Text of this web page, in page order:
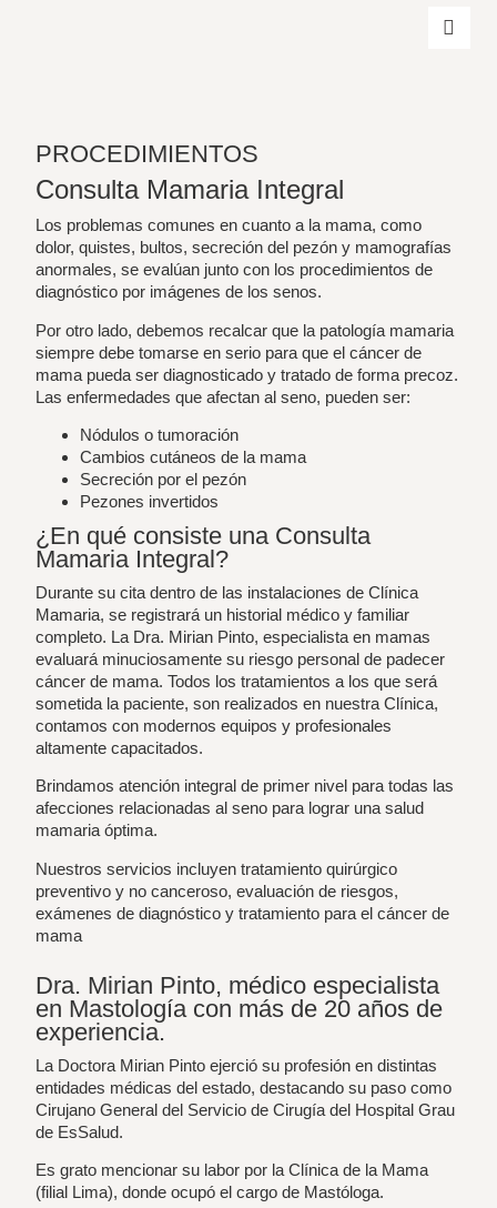
PROCEDIMIENTOS
Consulta Mamaria Integral
Los problemas comunes en cuanto a la mama, como
dolor, quistes, bultos, secreción del pezón y mamografías
anormales, se evalúan junto con los procedimientos de
diagnóstico por imágenes de los senos.
Por otro lado, debemos recalcar que la patología mamaria
siempre debe tomarse en serio para que el cáncer de
mama pueda ser diagnosticado y tratado de forma precoz.
Las enfermedades que afectan al seno, pueden ser:
Nódulos o tumoración
Cambios cutáneos de la mama
Secreción por el pezón
Pezones invertidos
¿En qué consiste una Consulta
Mamaria Integral?
Durante su cita dentro de las instalaciones de Clínica
Mamaria, se registrará un historial médico y familiar
completo. La Dra. Mirian Pinto, especialista en mamas
evaluará minuciosamente su riesgo personal de padecer
cáncer de mama. Todos los tratamientos a los que será
sometida la paciente, son realizados en nuestra Clínica,
contamos con modernos equipos y profesionales
altamente capacitados.
Brindamos atención integral de primer nivel para todas las
afecciones relacionadas al seno para lograr una salud
mamaria óptima.
Nuestros servicios incluyen tratamiento quirúrgico
preventivo y no canceroso, evaluación de riesgos,
exámenes de diagnóstico y tratamiento para el cáncer de
mama
Dra. Mirian Pinto, médico especialista
en Mastología con más de 20 años de
experiencia.
La Doctora Mirian Pinto ejerció su profesión en distintas
entidades médicas del estado, destacando su paso como
Cirujano General del Servicio de Cirugía del Hospital Grau
de EsSalud.
Es grato mencionar su labor por la Clínica de la Mama
(filial Lima), donde ocupó el cargo de Mastóloga.